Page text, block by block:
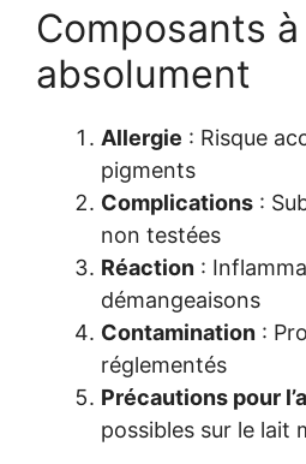
Composants
absolument
Allergie : Risque
pigments
Complications :
non testées
Réaction :
démangeaisons
Contamination :
réglementés
Précautions pour
possibles sur le lait